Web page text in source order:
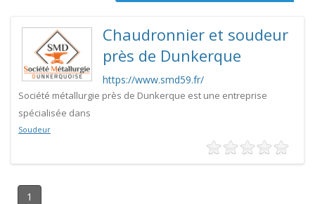
Chaudronnier et soudeur
près de Dunkerque
https://www.smd59.fr/
Société métallurgie près de Dunkerque est une entreprise
spécialisée dans
Soudeur
1